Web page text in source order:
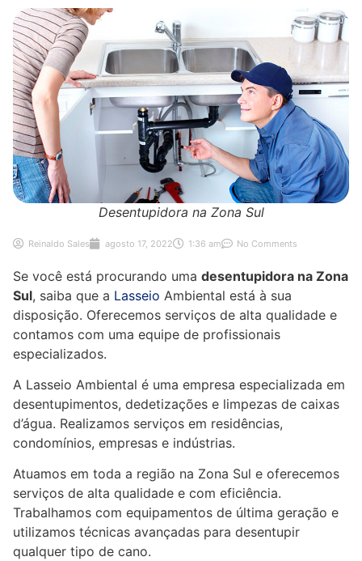
Desentupidora na Zona Sul
Reinaldo Sales agosto 17, 2022 1:36 am No Comments
Se você está procurando uma desentupidora na Zona
Sul, saiba que a Lasseio Ambiental está à sua
disposição. Oferecemos serviços de alta qualidade e
contamos com uma equipe de profissionais
especializados.
A Lasseio Ambiental é uma empresa especializada em
desentupimentos, dedetizações e limpezas de caixas
d’água. Realizamos serviços em residências,
condomínios, empresas e indústrias.
Atuamos em toda a região na Zona Sul e oferecemos
serviços de alta qualidade e com eficiência.
Trabalhamos com equipamentos de última geração e
utilizamos técnicas avançadas para desentupir
qualquer tipo de cano.